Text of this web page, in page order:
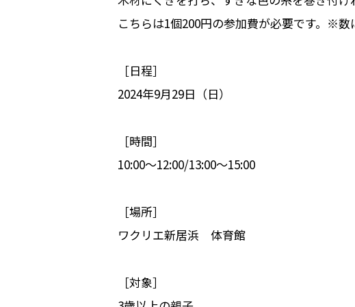
こちらは1個200円の参加費が必要です。※数
［日程］
2024年9月29日（日）
［時間］
10:00～12:00/13:00～15:00
［場所］
ワクリエ新居浜 体育館
［対象］